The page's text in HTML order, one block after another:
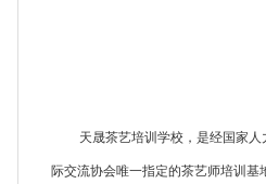
天晟茶艺培训 学校，是经国家
际交流协会唯一指定的茶艺师培训 基